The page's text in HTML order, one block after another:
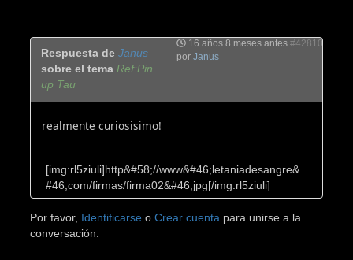
16 años 8 meses antes #42810
por Janus
Respuesta deJanus
sobre el temaRef:Pin
up Tau
realmente curiosisimo!
[img:rl5ziuli]http&#58;//www&#46;letaniadesangre&
#46;com/firmas/firma02&#46;jpg[/img:rl5ziuli]
Por favor, Identificarse oCrear cuenta para unirse a la
conversación.